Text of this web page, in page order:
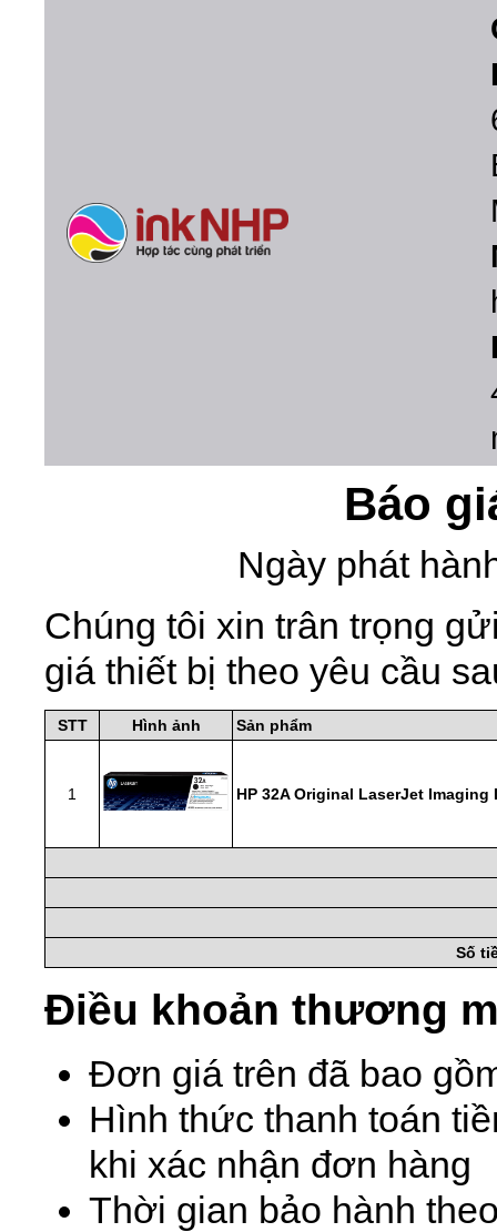
Báo
Ngày phát
Chúng tôi xin trân trọng
giá thiết bị theo yêu cầu
STT Hình ảnh Sản phẩm
1 HP 32A Original LaserJet Imaging
Số
Điều khoản thương
Đơn giá trên đã bao
Hình thức thanh toán
khi xác nhận đơn hàng
Thời gian bảo hành